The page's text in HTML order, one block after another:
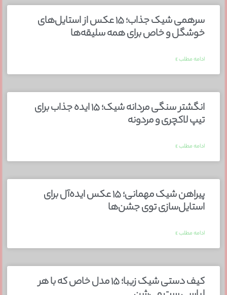
سرهمی شیک جذاب؛ ۱۵ عکس از استایل‌های
خوشگل و خاص برای همه سلیقه‌ها
ادامه مطلب »
انگشتر سنگی مردانه شیک؛ ۱۵ ایده جذاب برای
تیپ لاکچری و مردونه
ادامه مطلب »
پیراهن شیک مهمانی؛ ۱۵ عکس ایده‌آل برای
استایل‌سازی توی جشن‌ها
ادامه مطلب »
کیف دستی شیک زیبا؛ ۱۵ مدل خاص که با هر